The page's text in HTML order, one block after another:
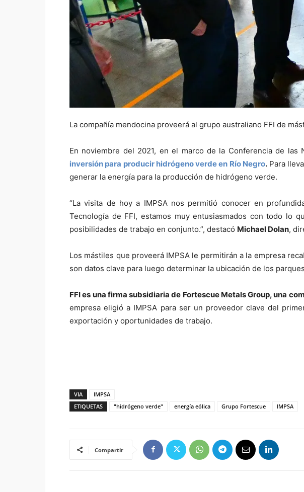
La compañía mendocina proveerá al grupo australiano FFI de
En noviembre del 2021, en el marco de la Conferencia de las
inversión para producir hidrógeno verde en Río Negro.Para
generar la energía para la producción de hidrógeno verde.
“La visita de hoy a IMPSA nos permitió conocer en
Tecnología de FFI, estamos muy entusiasmados con todo lo
posibilidades de trabajo en conjunto.”, destacó Michael Dolan,
Los mástiles que proveerá IMPSA le permitirán a la empresa
son datos clave para luego determinar la ubicación de los
FFI es una firma subsidiaria de Fortescue Metals Group, una
empresa eligió a IMPSA para ser un proveedor clave del
exportación y oportunidades de trabajo.
VIA
IMPSA
ETIQUETAS
"hidrógeno verde" energía eólica Grupo Fortescue IMPSA
Compartir